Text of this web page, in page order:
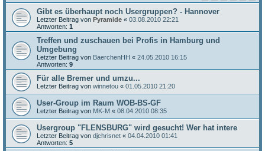
Gibt es überhaupt noch Usergruppen? - Hannover
Letzter Beitrag von Pyramide « 03.08.2010 22:21
Antworten: 1
Treffen und zuschauen bei Profis in Hamburg und
Umgebung
Letzter Beitrag von BaerchenHH « 24.05.2010 16:15
Antworten: 9
Für alle Bremer und umzu...
Letzter Beitrag von winnetou « 01.05.2010 21:20
User-Group im Raum WOB-BS-GF
Letzter Beitrag von MK-M « 08.04.2010 08:35
Usergroup "FLENSBURG" wird gesucht! Wer hat intere
Letzter Beitrag von djchrisnet « 04.04.2010 01:41
Antworten: 5